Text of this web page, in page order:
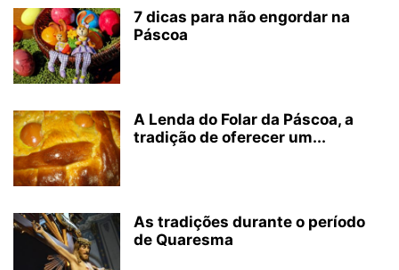
7 dicas para não engordar na
Páscoa
A Lenda do Folar da Páscoa, a
tradição de oferecer um...
As tradições durante o período
de Quaresma